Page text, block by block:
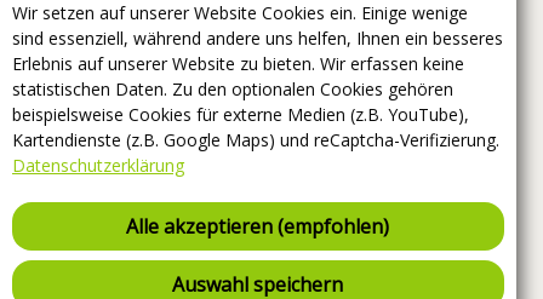
Wir setzen auf unserer Website Cookies ein. Einige wenige
sind essenziell, während andere uns helfen, Ihnen ein besseres
Erlebnis auf unserer Website zu bieten. Wir erfassen keine
statistischen Daten. Zu den optionalen Cookies gehören
beispielsweise Cookies für externe Medien (z.B. YouTube),
Kartendienste (z.B. Google Maps) und reCaptcha-Verifizierung.
Datenschutzerklärung
Alle akzeptieren (empfohlen)
Auswahl speichern